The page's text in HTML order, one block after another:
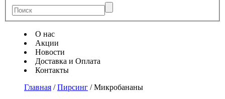
О нас
Акции
Новости
Доставка и Оплата
Контакты
Главная /Пирсинг /Микробананы